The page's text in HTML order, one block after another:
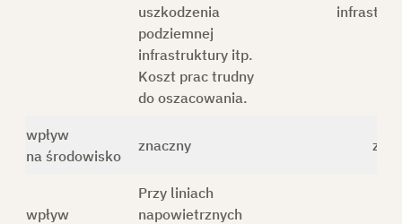
uszkodzenia
podziemnej
infrastruktury itp.
Koszt prac trudny
do oszacowania.
wpływ
na środowisko
znaczny
wpływ
Przy liniach
napowietrznych